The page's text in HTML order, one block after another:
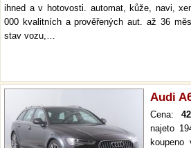
ihned a v hotovosti. automat, kůže, navi,
000 kvalitních a prověřených aut. až 36
stav vozu,…
Audi
Cena:
najeto